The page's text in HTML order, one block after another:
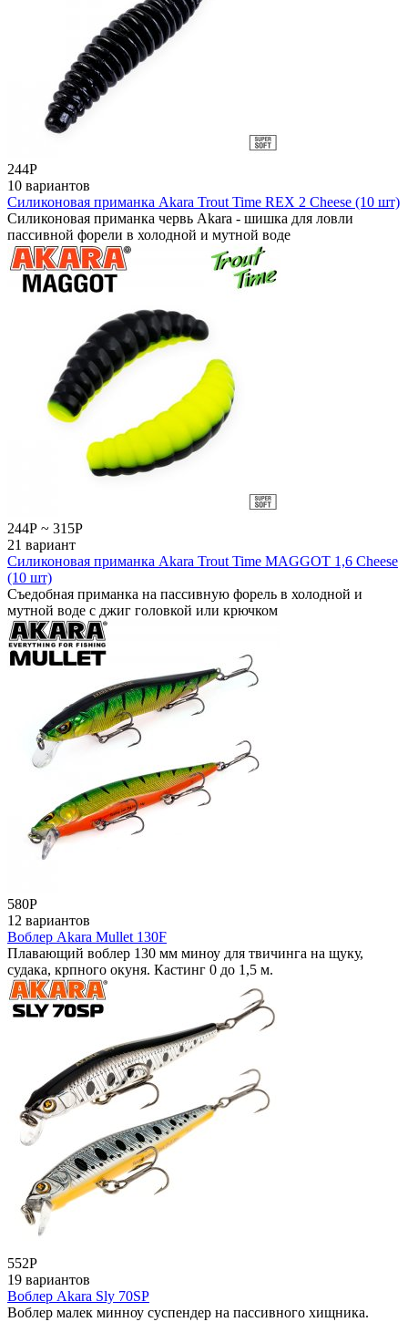
244Р
10 вариантов
Силиконовая приманка Akara Trout Time REX 2 Cheese (10 шт)
Силиконовая приманка червь Akara - шишка для ловли
пассивной форели в холодной и мутной воде
244Р ~ 315Р
21 вариант
Силиконовая приманка Akara Trout Time MAGGOT 1,6 Cheese
(10 шт)
Съедобная приманка на пассивную форель в холодной и
мутной воде с джиг головкой или крючком
580Р
12 вариантов
Воблер Akara Mullet 130F
Плавающий воблер 130 мм миноу для твичинга на щуку,
судака, крпного окуня. Кастинг 0 до 1,5 м.
552Р
19 вариантов
Воблер Akara Sly 70SP
Воблер малек минноу суспендер на пассивного хищника.